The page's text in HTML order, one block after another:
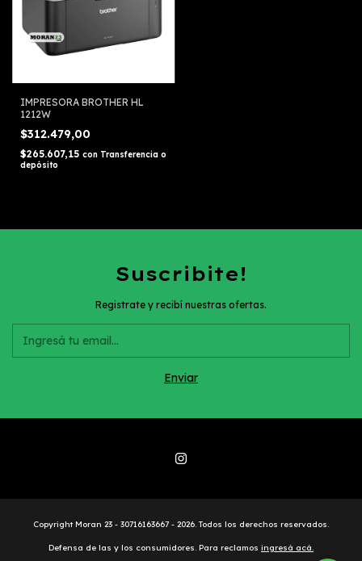
IMPRESORA BROTHER HL
1212W
$312.479,00
$265.607,15 con Transferencia o
depósito
Suscribite!
Registrate y recibí nuestras ofertas.
Copyright Moran 23 - 30716163667 - 2026. Todos los derechos reservados.
Defensa de las y los consumidores. Para reclamos ingresá acá.